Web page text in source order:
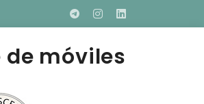
de móviles